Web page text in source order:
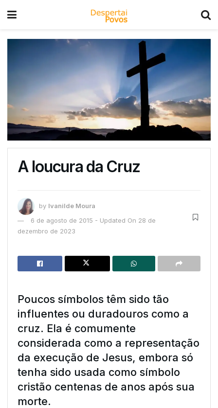
A loucura da Cruz
by Ivanilde Moura
6 de agosto de 2015 - Updated On 28 de
dezembro de 2023
Poucos símbolos têm sido tão
influentes ou duradouros como a
cruz. Ela é comumente
considerada como a representação
da execução de Jesus, embora só
tenha sido usada como símbolo
cristão centenas de anos após sua
morte.